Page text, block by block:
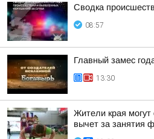
Сводка
08:57
Главный замес
13:30
Жители края
вычет за занятия